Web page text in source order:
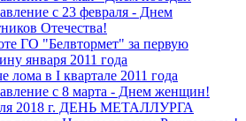
с 23 февраля - Днем
Отечества!
ГО "Белвтормет" за первую
января 2011 года
лома в I квартале 2011 года
с 8 марта - Днем женщин!
2018 г. ДЕНЬ МЕТАЛЛУРГА